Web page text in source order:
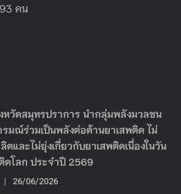
คน
หวัดสมุทรปราการ นำกลุ่มพลังมวลชน
รมณ์ร่วมเป็นพลังต่อต้านยาเสพติด ไม่
ตและไม่ยุ่งเกี่ยวกับยาเสพติดเนื่องในวัน
ดโลก ประจำปี 2569
| 26/06/2026